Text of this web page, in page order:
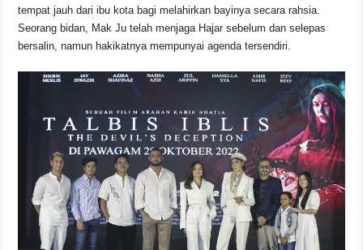
tempat jauh dari ibu kota bagi melahirkan bayinya secara rahsia.
Seorang bidan, Mak Ju telah menjaga Hajar sebelum dan selepas
bersalin, namun hakikatnya mempunyai agenda tersendiri.